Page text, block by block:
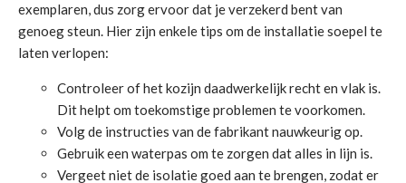
exemplaren, dus zorg ervoor dat je verzekerd bent van
genoeg steun. Hier zijn enkele tips om de installatie soepel te
laten verlopen:
Controleer of het kozijn daadwerkelijk recht en vlak is.
Dit helpt om toekomstige problemen te voorkomen.
Volg de instructies van de fabrikant nauwkeurig op.
Gebruik een waterpas om te zorgen dat alles in lijn is.
Vergeet niet de isolatie goed aan te brengen, zodat er